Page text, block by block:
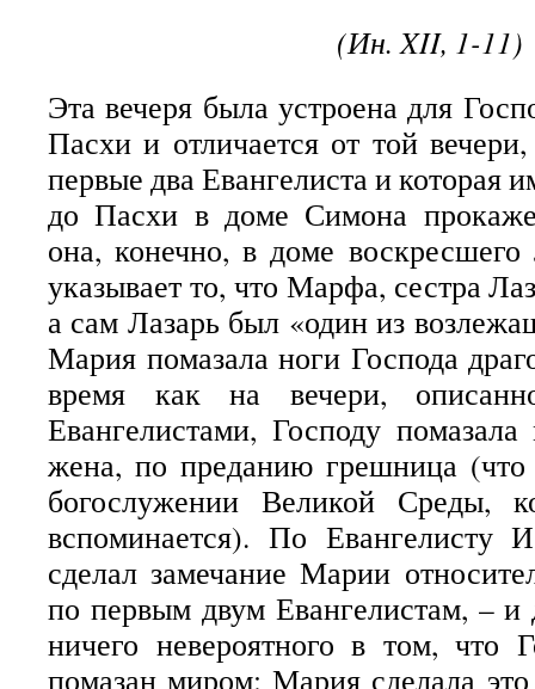
(Ин. XII, 1-11)
Эта вечеря была устроена для
Пасхи и отличается от той
первые два Евангелиста и которая
до Пасхи в доме Симона
она, конечно, в доме
указывает то, что Марфа, сестра
а сам Лазарь был «один из
Мария помазала ноги Господа
время как на вечери,
Евангелистами, Господу
жена, по преданию грешница (что
богослужении Великой Среды,
вспоминается). По Евангелисту
сделал замечание Марии
по первым двум Евангелистам, – и
ничего невероятного в том, что
помазан миром: Мария сделала это